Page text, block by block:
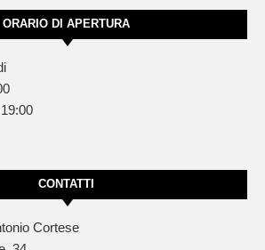
ORARIO DI APERTURA
CONTATTI
Cortese